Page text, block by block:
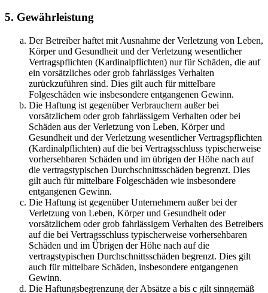
5. Gewährleistung
Der Betreiber haftet mit Ausnahme der Verletzung von Leben,
Körper und Gesundheit und der Verletzung wesentlicher
Vertragspflichten (Kardinalpflichten) nur für Schäden, die auf
ein vorsätzliches oder grob fahrlässiges Verhalten
zurückzuführen sind. Dies gilt auch für mittelbare
Folgeschäden wie insbesondere entgangenen Gewinn.
Die Haftung ist gegenüber Verbrauchern außer bei
vorsätzlichem oder grob fahrlässigem Verhalten oder bei
Schäden aus der Verletzung von Leben, Körper und
Gesundheit und der Verletzung wesentlicher Vertragspflichten
(Kardinalpflichten) auf die bei Vertragsschluss typischerweise
vorhersehbaren Schäden und im übrigen der Höhe nach auf
die vertragstypischen Durchschnittsschäden begrenzt. Dies
gilt auch für mittelbare Folgeschäden wie insbesondere
entgangenen Gewinn.
Die Haftung ist gegenüber Unternehmern außer bei der
Verletzung von Leben, Körper und Gesundheit oder
vorsätzlichem oder grob fahrlässigem Verhalten des Betreibers
auf die bei Vertragsschluss typischerweise vorhersehbaren
Schäden und im Übrigen der Höhe nach auf die
vertragstypischen Durchschnittsschäden begrenzt. Dies gilt
auch für mittelbare Schäden, insbesondere entgangenen
Gewinn.
Die Haftungsbegrenzung der Absätze a bis c gilt sinngemäß